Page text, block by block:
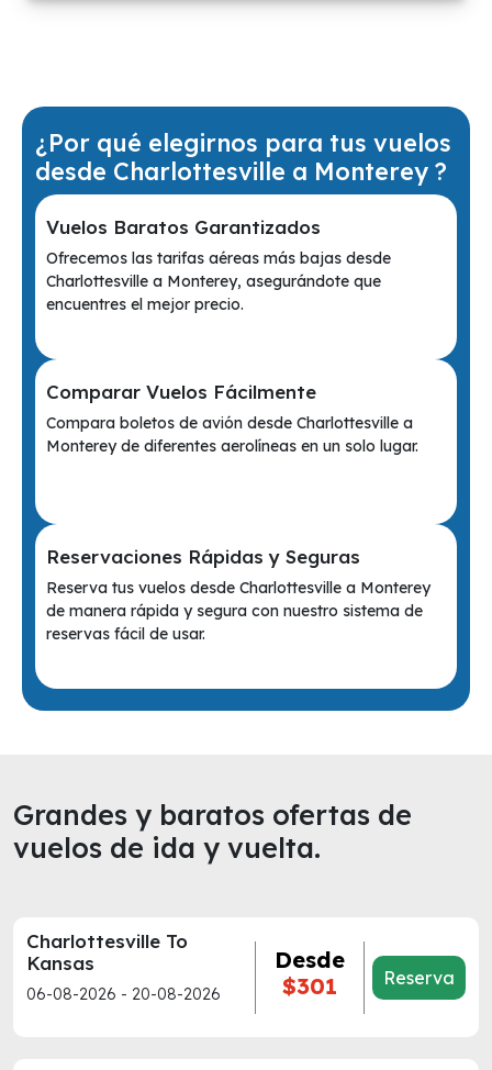
¿Por qué elegirnos para tus vuelos
desde Charlottesville a Monterey ?
Vuelos Baratos Garantizados
Ofrecemos las tarifas aéreas más bajas desde
Charlottesville a Monterey, asegurándote que
encuentres el mejor precio.
Comparar Vuelos Fácilmente
Compara boletos de avión desde Charlottesville a
Monterey de diferentes aerolíneas en un solo lugar.
Reservaciones Rápidas y Seguras
Reserva tus vuelos desde Charlottesville a Monterey
de manera rápida y segura con nuestro sistema de
reservas fácil de usar.
Grandes y baratos ofertas de
vuelos de ida y vuelta.
Charlottesville To
Kansas
06-08-2026 - 20-08-2026
Desde
$301
Reserva